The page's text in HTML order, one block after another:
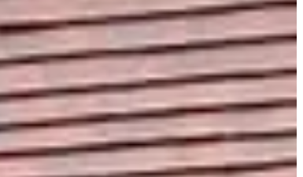
de la commune Vexin-sur-Epte te propose de